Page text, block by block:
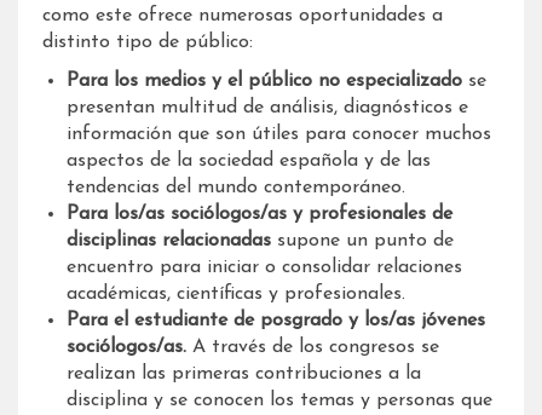
como este ofrece numerosas oportunidades a
distinto tipo de público:
Para los medios y el público no especializado se
presentan multitud de análisis, diagnósticos e
información que son útiles para conocer muchos
aspectos de la sociedad española y de las
tendencias del mundo contemporáneo.
Para los/as sociólogos/as y profesionales de
disciplinas relacionadas supone un punto de
encuentro para iniciar o consolidar relaciones
académicas, científicas y profesionales.
Para el estudiante de posgrado y los/as jóvenes
sociólogos/as. A través de los congresos se
realizan las primeras contribuciones a la
disciplina y se conocen los temas y personas que